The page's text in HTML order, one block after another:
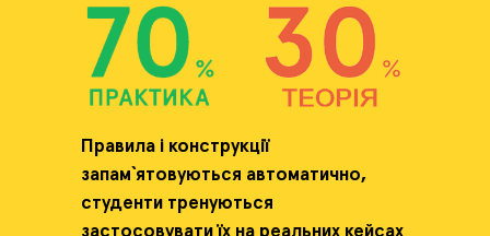
Правила і конструкції
запам`ятовуються автоматично,
студенти тренуються